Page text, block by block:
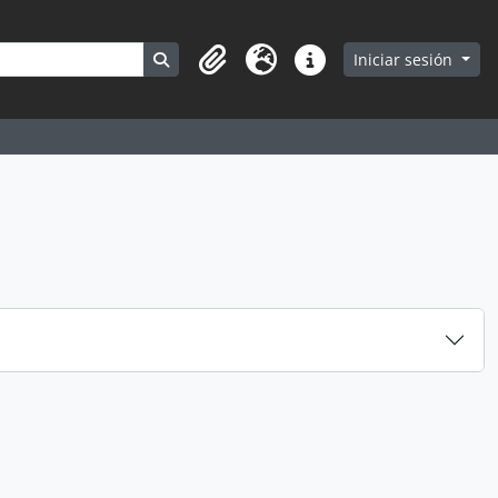
Search in browse page
Portapapeles
Idioma Enlaces rápidos
Iniciar sesión